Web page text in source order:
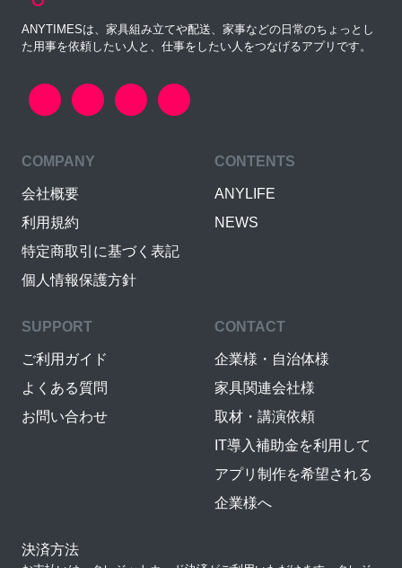
ANYTIMESは、家具組み立てや配送、家事などの日常のちょっとし
た用事を依頼したい人と、仕事をしたい人をつなげるアプリです。
COMPANY
会社概要
利用規約
特定商取引に基づく表記
個人情報保護方針
CONTENTS
ANYLIFE
NEWS
SUPPORT
ご利用ガイド
よくある質問
お問い合わせ
CONTACT
企業様・自治体様
家具関連会社様
取材・講演依頼
IT導入補助金を利用して
アプリ制作を希望される
企業様へ
決済方法